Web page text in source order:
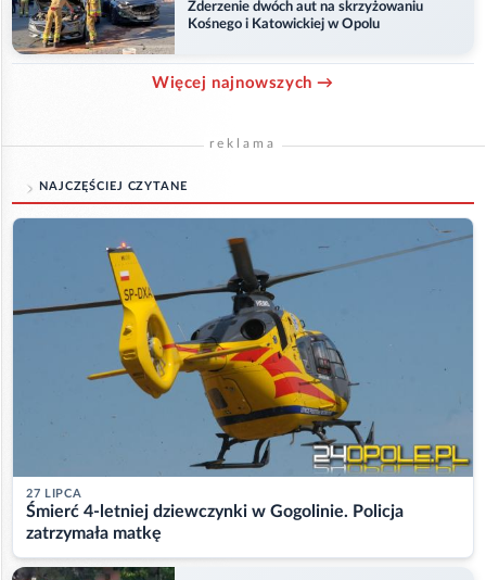
Zderzenie dwóch aut na skrzyżowaniu
Kośnego i Katowickiej w Opolu
Więcej najnowszych →
reklama
NAJCZĘŚCIEJ CZYTANE
27 LIPCA
Śmierć 4-letniej dziewczynki w Gogolinie. Policja
zatrzymała matkę